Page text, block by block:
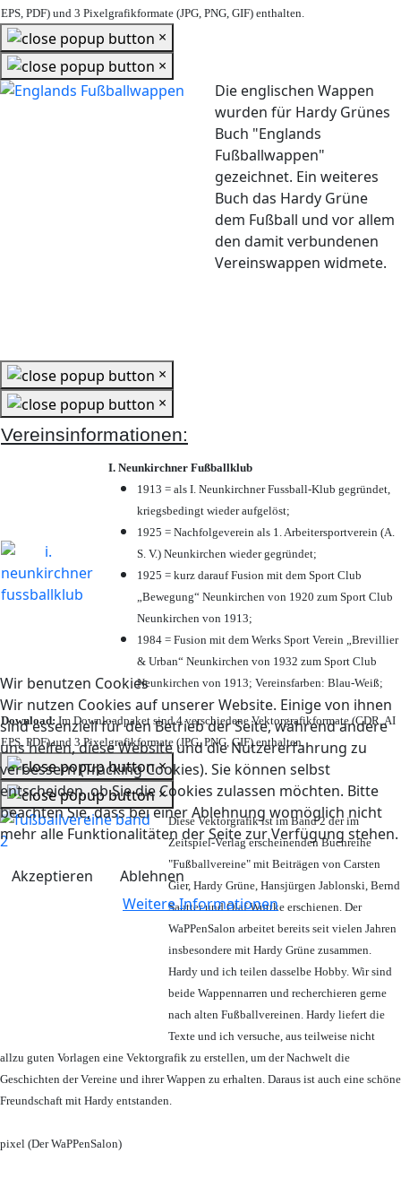
Wir benutzen Cookies
Wir nutzen Cookies auf unserer Website. Einige von ihnen
sind essenziell für den Betrieb der Seite, während andere
uns helfen, diese Website und die Nutzererfahrung zu
verbessern (Tracking Cookies). Sie können selbst
entscheiden, ob Sie die Cookies zulassen möchten. Bitte
beachten Sie, dass bei einer Ablehnung womöglich nicht
mehr alle Funktionalitäten der Seite zur Verfügung stehen.
Akzeptieren
Ablehnen
Weitere Informationen
EPS, PDF) und 3 Pixelgrafikformate (JPG, PNG, GIF) enthalten.
×
×
Die englischen Wappen
wurden für Hardy Grünes
Buch "Englands
Fußballwappen"
gezeichnet. Ein weiteres
Buch das Hardy Grüne
dem Fußball und vor allem
den damit verbundenen
Vereinswappen widmete.
×
×
Vereinsinformationen:
I. Neunkirchner Fußballklub
1913 = als I. Neunkirchner Fussball-Klub gegründet,
kriegsbedingt wieder aufgelöst;
1925 = Nachfolgeverein als 1. Arbeitersportverein (A.
S. V.) Neunkirchen wieder gegründet;
1925 = kurz darauf Fusion mit dem Sport Club
„Bewegung“ Neunkirchen von 1920 zum Sport Club
Neunkirchen von 1913;
1984 = Fusion mit dem Werks Sport Verein „Brevillier
& Urban“ Neunkirchen von 1932 zum Sport Club
Neunkirchen von 1913; Vereinsfarben: Blau-Weiß;
Download: Im Downloadpaket sind 4 verschiedene Vektorgrafikformate (CDR, AI
EPS, PDF) und 3 Pixelgrafikformate (JPG, PNG, GIF) enthalten.
×
×
Diese Vektorgrafik ist im Band 2 der im
Zeitspiel-Verlag erscheinenden Buchreihe
"Fußballvereine" mit Beiträgen von Carsten
Gier, Hardy Grüne, Hansjürgen Jablonski, Bernd
Sautter und Olaf Wuttke erschienen. Der
WaPPenSalon arbeitet bereits seit vielen Jahren
insbesondere mit Hardy Grüne zusammen.
Hardy und ich teilen dasselbe Hobby. Wir sind
beide Wappennarren und recherchieren gerne
nach alten Fußballvereinen. Hardy liefert die
Texte und ich versuche, aus teilweise nicht
allzu guten Vorlagen eine Vektorgrafik zu erstellen, um der Nachwelt die
Geschichten der Vereine und ihrer Wappen zu erhalten. Daraus ist auch eine schöne
Freundschaft mit Hardy entstanden.
pixel (Der WaPPenSalon)